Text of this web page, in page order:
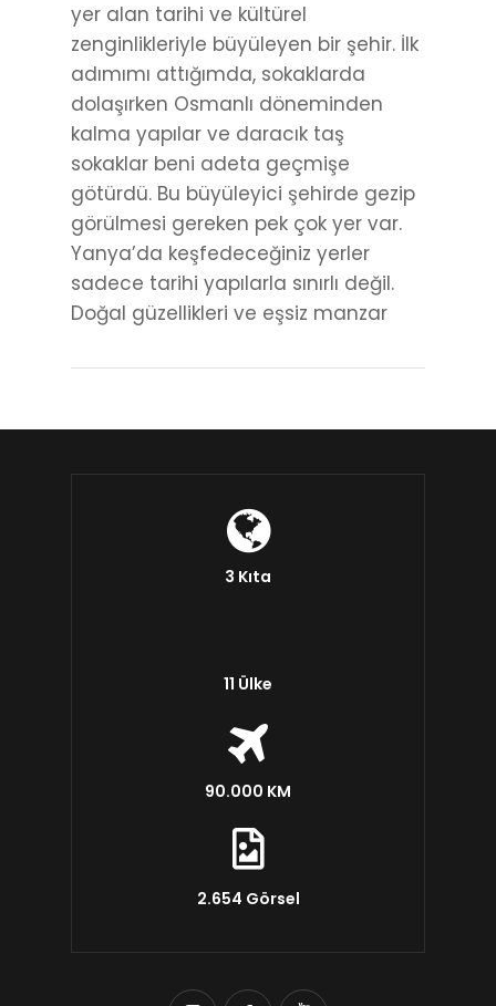
yer alan tarihi ve kültürel
zenginlikleriyle büyüleyen bir şehir. İlk
adımımı attığımda, sokaklarda
dolaşırken Osmanlı döneminden
kalma yapılar ve daracık taş
sokaklar beni adeta geçmişe
götürdü. Bu büyüleyici şehirde gezip
görülmesi gereken pek çok yer var.
Yanya’da keşfedeceğiniz yerler
sadece tarihi yapılarla sınırlı değil.
Doğal güzellikleri ve eşsiz manzar
3 Kıta
11 Ülke
90.000 KM
2.654 Görsel